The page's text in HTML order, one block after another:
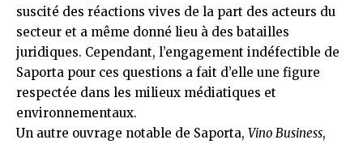
suscité des réactions vives de la part des acteurs du
secteur et a même donné lieu à des batailles
juridiques. Cependant, l’engagement indéfectible de
Saporta pour ces questions a fait d’elle une figure
respectée dans les milieux médiatiques et
environnementaux.
Un autre ouvrage notable de Saporta, Vino Business,